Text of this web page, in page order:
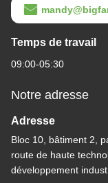
Temps de travail
09:00-05:30
Notre adresse
Adresse
Bloc 10, bâtiment 2,
route de haute
développement